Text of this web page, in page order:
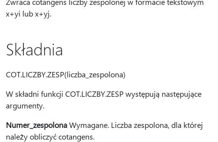
x+yi lub x+yj.
Składnia
COT.LICZBY.ZESP(liczba_zespolona)
W składni funkcji COT.LICZBY.ZESP występują następujące
argumenty.
Numer_zespolonaWymagane. Liczba zespolona, dla której
należy obliczyć cotangens.